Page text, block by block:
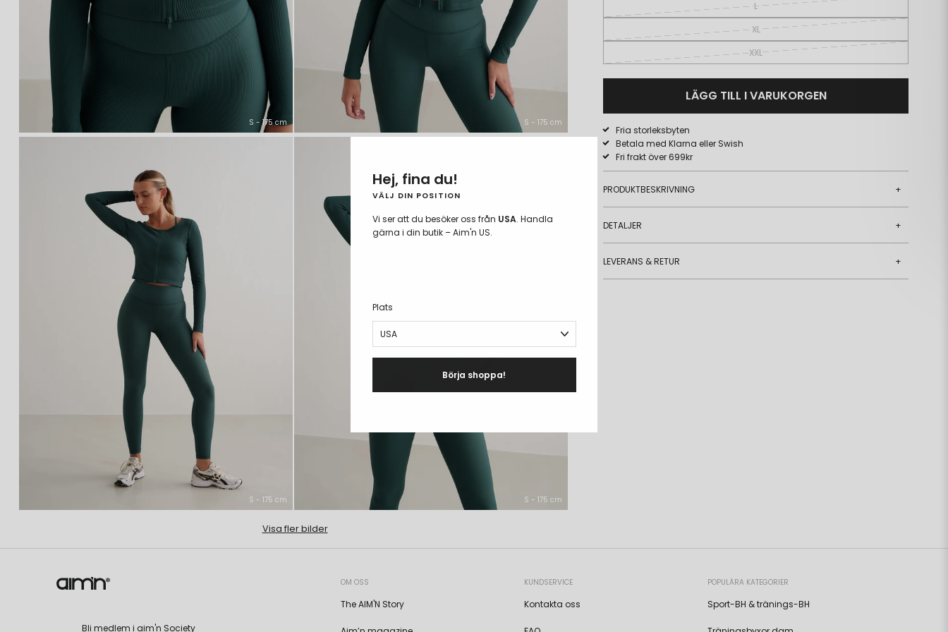
S - 175 cm S - 175 cm
S - 175 cm S - 175 cm
Visa fler bilder
L
XL
XXL
LÄGG TILL I VARUKORGEN
Fria storleksbyten
Betala med Klarna eller Swish
Fri frakt över 699kr
PRODUKTBESKRIVNING +
DETALJER +
LEVERANS & RETUR +
Bli medlem i aim'n Society
OM OSS
The AIM'N Story
KUNDSERVICE
Kontakta oss
POPULÄRA KATEGORIER
Sport-BH & tränings-BH
Hej, fina du!
VÄLJ DIN POSITION
Vi ser att du besöker oss från USA. Handla
gärna i din butik – Aim'n US.
Plats
Börja shoppa!